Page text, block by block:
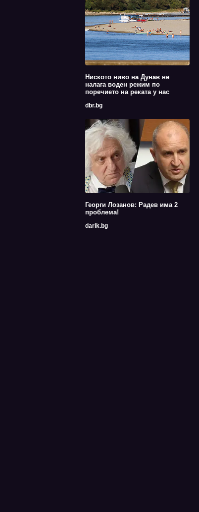
Ниското ниво на Дунав не
налага воден режим по
поречието на реката у нас
dbr.bg
Георги Лозанов: Радев има 2
проблема!
darik.bg